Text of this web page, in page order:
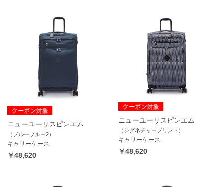
ニューユーリスピンエム
（ブルーブルー2）
キャリーケース
￥48,620
ニューユーリスピンエム
（シグネチャープリント）
キャリーケース
￥48,620